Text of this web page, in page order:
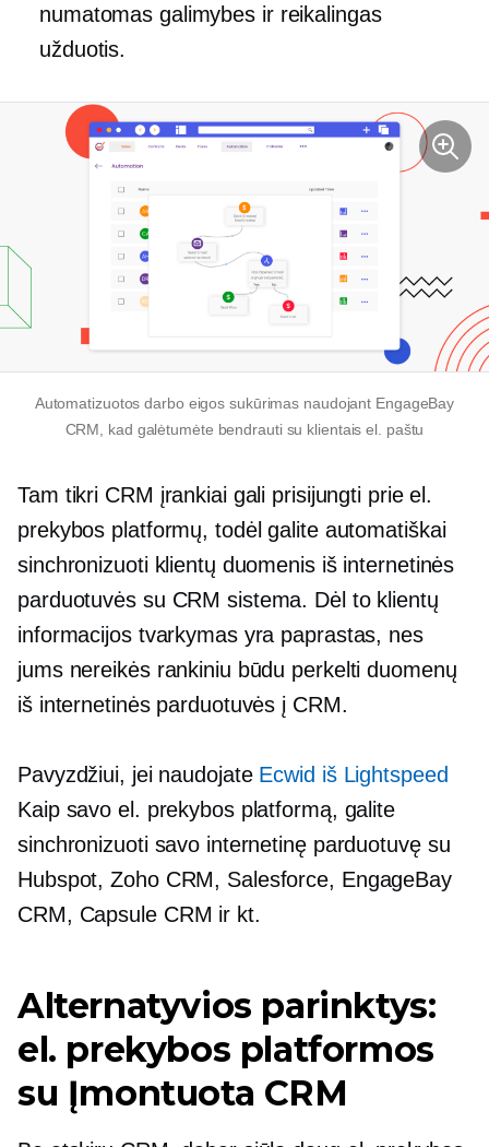
numatomas galimybes ir reikalingas
užduotis.
Automatizuotos darbo eigos sukūrimas naudojant EngageBay
CRM, kad galėtumėte bendrauti su klientais el. paštu
Tam tikri CRM įrankiai gali prisijungti prie el.
prekybos platformų, todėl galite automatiškai
sinchronizuoti klientų duomenis iš internetinės
parduotuvės su CRM sistema. Dėl to klientų
informacijos tvarkymas yra paprastas, nes
jums nereikės rankiniu būdu perkelti duomenų
iš internetinės parduotuvės į CRM.
Pavyzdžiui, jei naudojate Ecwid iš Lightspeed
Kaip savo el. prekybos platformą, galite
sinchronizuoti savo internetinę parduotuvę su
Hubspot, Zoho CRM, Salesforce, EngageBay
CRM, Capsule CRM ir kt.
Alternatyvios parinktys:
el. prekybos platformos
su Įmontuota CRM